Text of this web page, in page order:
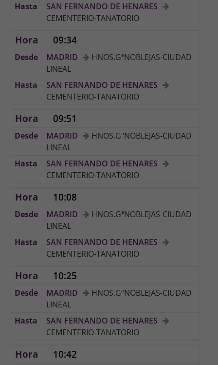
SAN FERNANDO DE HENARES
CEMENTERIO-TANATORIO
09:34
MADRID
HNOS.GªNOBLEJAS-CIUDAD
LINEAL
SAN FERNANDO DE HENARES
CEMENTERIO-TANATORIO
09:51
MADRID
HNOS.GªNOBLEJAS-CIUDAD
LINEAL
SAN FERNANDO DE HENARES
CEMENTERIO-TANATORIO
10:08
MADRID
HNOS.GªNOBLEJAS-CIUDAD
LINEAL
SAN FERNANDO DE HENARES
CEMENTERIO-TANATORIO
10:25
MADRID
HNOS.GªNOBLEJAS-CIUDAD
LINEAL
SAN FERNANDO DE HENARES
CEMENTERIO-TANATORIO
10:42